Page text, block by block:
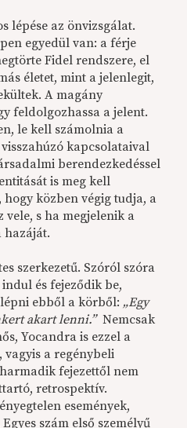
lépése az önvizsgálat.
egyedül van: a férje
Fidel rendszere, el
életet, mint a jelenlegit,
A magány
feldolgozhassa a jelent.
le kell számolnia a
kapcsolataival
berendezkedéssel
is meg kell
közben végig tudja, a
s ha megjelenik a
hazáját.
szerkezetű. Szóról szóra
és fejeződik be,
ebből a körből: „Egy
akart lenni.”Nemcsak
Yocandra is ezzel a
a regénybeli
fejezettől nem
retrospektív.
események,
szám első személyű